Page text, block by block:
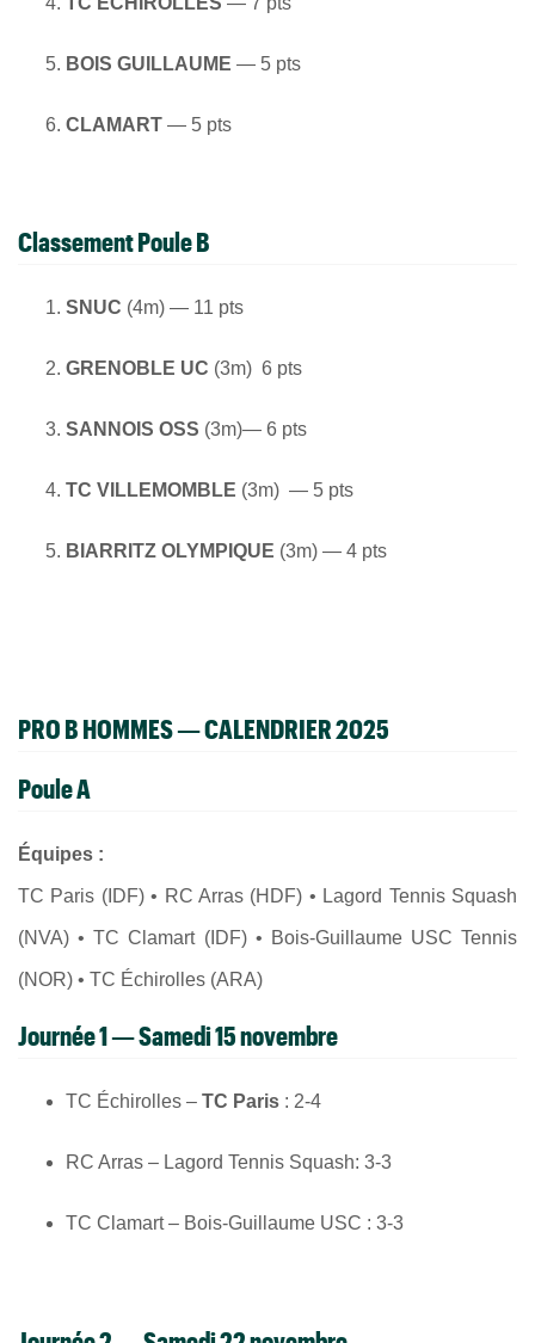
BOIS GUILLAUME — 5 pts
CLAMART — 5 pts
Classement Poule B
SNUC (4m) — 11 pts
GRENOBLE UC (3m) 6 pts
SANNOIS OSS (3m)— 6 pts
TC VILLEMOMBLE (3m) — 5 pts
BIARRITZ OLYMPIQUE (3m) — 4 pts
PRO B HOMMES — CALENDRIER 2025
Poule A
Équipes :
TC Paris (IDF) • RC Arras (HDF) • Lagord Tennis Squash
(NVA) • TC Clamart (IDF) • Bois-Guillaume USC Tennis
(NOR) • TC Échirolles (ARA)
Journée 1 — Samedi 15 novembre
TC Échirolles – TC Paris : 2-4
RC Arras – Lagord Tennis Squash: 3-3
TC Clamart – Bois-Guillaume USC : 3-3